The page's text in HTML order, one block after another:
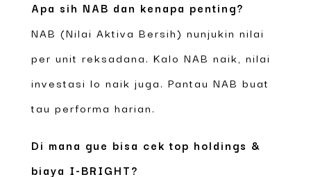
Apa sih NAB dan kenapa penting?
NAB (Nilai Aktiva Bersih) nunjukin nilai
per unit reksadana. Kalo NAB naik, nilai
investasi lo naik juga. Pantau NAB buat
tau performa harian.
Di mana gue bisa cek top holdings &
biaya I-BRIGHT?